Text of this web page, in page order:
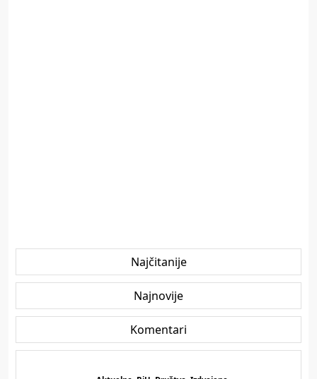
Najčitanije
Najnovije
Komentari